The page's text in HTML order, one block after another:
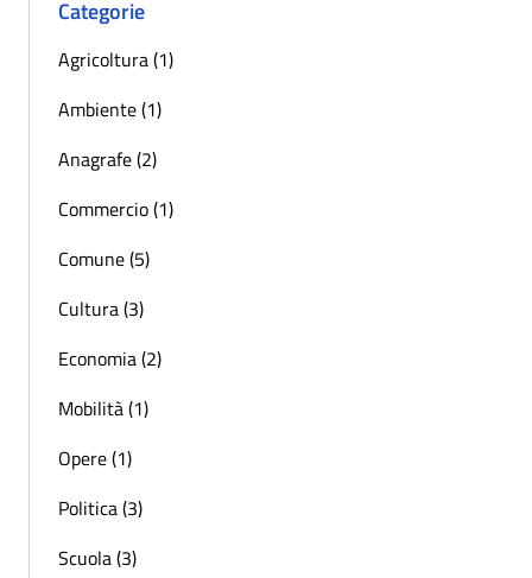
Categorie
Agricoltura (1)
Ambiente (1)
Anagrafe (2)
Commercio (1)
Comune (5)
Cultura (3)
Economia (2)
Mobilità (1)
Opere (1)
Politica (3)
Scuola (3)